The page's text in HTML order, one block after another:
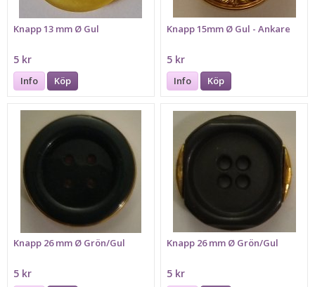
Knapp 13 mm Ø Gul
5 kr
Info Köp
Knapp 15mm Ø Gul - Ankare
5 kr
Info Köp
Knapp 26 mm Ø Grön/Gul
5 kr
Knapp 26 mm Ø Grön/Gul
5 kr